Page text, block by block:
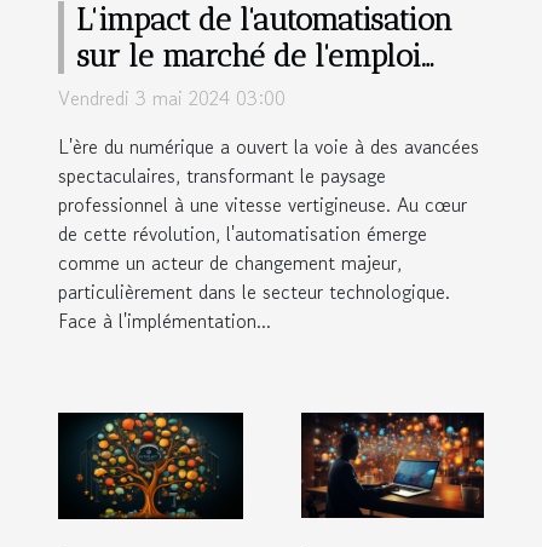
L'impact de l'automatisation
sur le marché de l'emploi
dans le secteur technologique
Vendredi 3 mai 2024 03:00
L'ère du numérique a ouvert la voie à des avancées
spectaculaires, transformant le paysage
professionnel à une vitesse vertigineuse. Au cœur
de cette révolution, l'automatisation émerge
comme un acteur de changement majeur,
particulièrement dans le secteur technologique.
Face à l'implémentation...